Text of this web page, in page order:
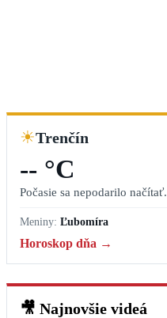
☀Trenčín
-- °C
Počasie sa nepodarilo načítať.
Meniny: Ľubomíra
Horoskop dňa →
🎥 Najnovšie videá